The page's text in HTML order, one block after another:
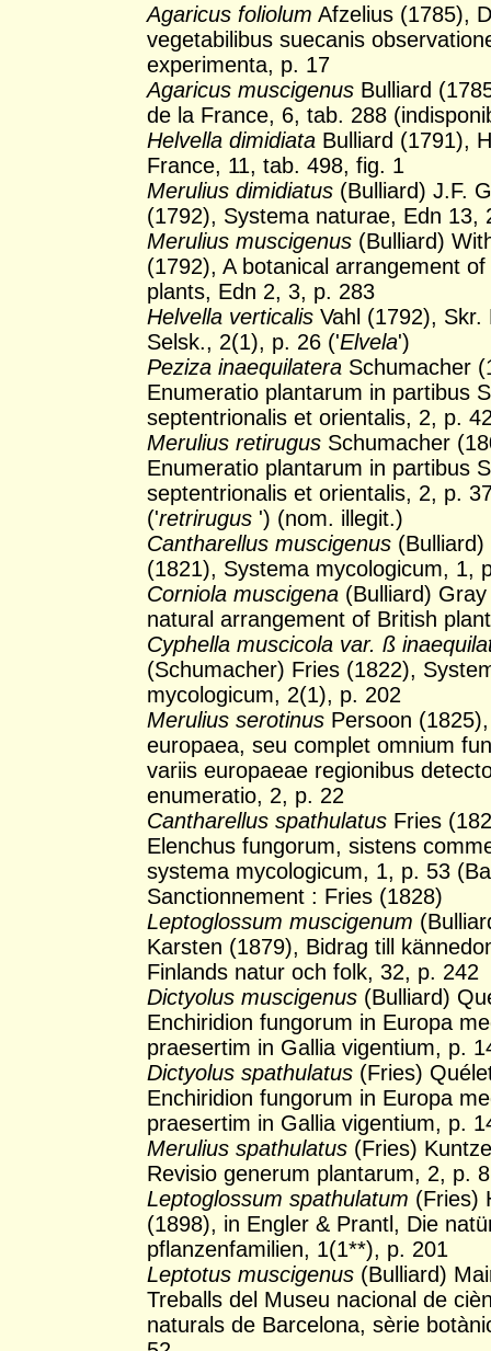
Agaricus foliolum Afzelius (1785),
vegetabilibus suecanis
experimenta, p. 17
Agaricus muscigenus Bulliard
de la France, 6, tab. 288
Helvella dimidiata Bulliard (1791),
France, 11, tab. 498, fig. 1
Merulius dimidiatus (Bulliard) J.F.
(1792), Systema naturae, Edn 13,
Merulius muscigenus (Bulliard)
(1792), A botanical arrangement
plants, Edn 2, 3, p. 283
Helvella verticalis Vahl (1792), Skr.
Selsk., 2(1), p. 26 ('Elvela')
Peziza inaequilatera Schumacher
Enumeratio plantarum in partibus
septentrionalis et orientalis, 2, p.
Merulius retirugus Schumacher
Enumeratio plantarum in partibus
septentrionalis et orientalis, 2, p.
('retrirugus ') (nom. illegit.)
Cantharellus muscigenus (Bulliard)
(1821), Systema mycologicum, 1,
Corniola muscigena (Bulliard)
natural arrangement of British
Cyphella muscicola var. ß
(Schumacher) Fries (1822),
mycologicum, 2(1), p. 202
Merulius serotinus Persoon
europaea, seu complet omnium
variis europaeae regionibus
enumeratio, 2, p. 22
Cantharellus spathulatus Fries
Elenchus fungorum, sistens
systema mycologicum, 1, p. 53
Sanctionnement : Fries (1828)
Leptoglossum muscigenum
Karsten (1879), Bidrag till
Finlands natur och folk, 32, p. 242
Dictyolus muscigenus (Bulliard)
Enchiridion fungorum in Europa
praesertim in Gallia vigentium, p.
Dictyolus spathulatus (Fries)
Enchiridion fungorum in Europa
praesertim in Gallia vigentium, p.
Merulius spathulatus (Fries)
Revisio generum plantarum, 2, p.
Leptoglossum spathulatum (Fries)
(1898), in Engler & Prantl, Die
pflanzenfamilien, 1(1**), p. 201
Leptotus muscigenus (Bulliard)
Treballs del Museu nacional de
naturals de Barcelona, sèrie